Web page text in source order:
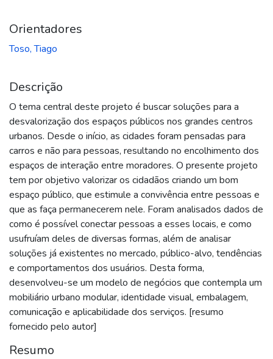
Orientadores
Toso, Tiago
Descrição
O tema central deste projeto é buscar soluções para a
desvalorização dos espaços públicos nos grandes centros
urbanos. Desde o início, as cidades foram pensadas para
carros e não para pessoas, resultando no encolhimento dos
espaços de interação entre moradores. O presente projeto
tem por objetivo valorizar os cidadãos criando um bom
espaço público, que estimule a convivência entre pessoas e
que as faça permanecerem nele. Foram analisados dados de
como é possível conectar pessoas a esses locais, e como
usufruíam deles de diversas formas, além de analisar
soluções já existentes no mercado, público-alvo, tendências
e comportamentos dos usuários. Desta forma,
desenvolveu-se um modelo de negócios que contempla um
mobiliário urbano modular, identidade visual, embalagem,
comunicação e aplicabilidade dos serviços. [resumo
fornecido pelo autor]
Resumo